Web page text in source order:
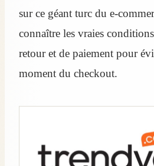
sur ce géant turc du
connaître les vraies
retour et de paiement pour
moment du checkout.